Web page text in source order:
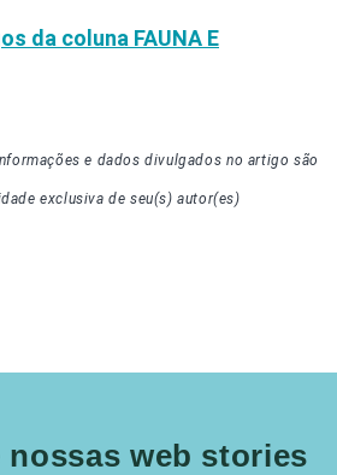
da coluna FAUNA E
e dados divulgados no artigo são
exclusiva de seu(s) autor(es)
nossas web stories